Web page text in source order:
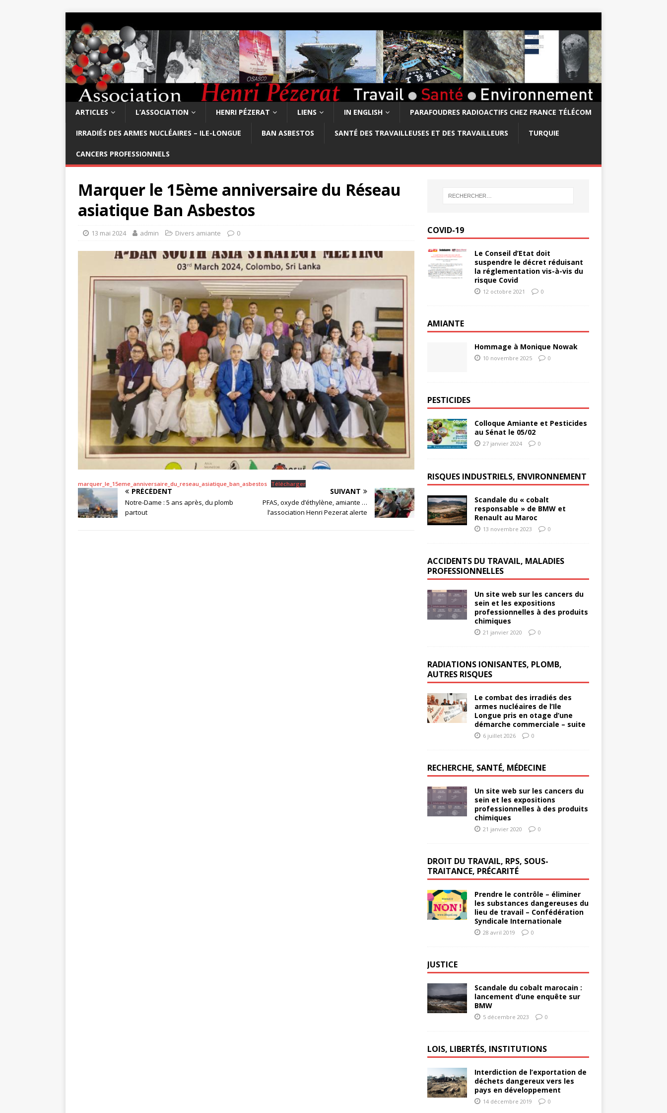
ARTICLES L’ASSOCIATION HENRI PÉZERAT LIENS IN ENGLISH PARAFOUDRES RADIOACTIFS CHEZ FRANCE TÉLÉCOM
IRRADIÉS DES ARMES NUCLÉAIRES – ILE-LONGUE BAN ASBESTOS SANTÉ DES TRAVAILLEUSES ET DES TRAVAILLEURS TURQUIE
CANCERS PROFESSIONNELS
Marquer le 15ème anniversaire du Réseau
asiatique Ban Asbestos
13 mai 2024 admin Divers amiante 0
marquer_le_15eme_anniversaire_du_reseau_asiatique_ban_asbestos Télécharger
PRÉCÉDENT
Notre-Dame : 5 ans après, du plomb
partout
SUIVANT
PFAS, oxyde d’éthylène, amiante …
l’association Henri Pezerat alerte
COVID-19
Le Conseil d’Etat doit
suspendre le décret réduisant
la réglementation vis-à-vis du
risque Covid
12 octobre 2021 0
AMIANTE
Hommage à Monique Nowak
10 novembre 2025 0
PESTICIDES
Colloque Amiante et Pesticides
au Sénat le 05/02
27 janvier 2024 0
RISQUES INDUSTRIELS, ENVIRONNEMENT
Scandale du « cobalt
responsable » de BMW et
Renault au Maroc
13 novembre 2023 0
ACCIDENTS DU TRAVAIL, MALADIES
PROFESSIONNELLES
Un site web sur les cancers du
sein et les expositions
professionnelles à des produits
chimiques
21 janvier 2020 0
RADIATIONS IONISANTES, PLOMB,
AUTRES RISQUES
Le combat des irradiés des
armes nucléaires de l’Ile
Longue pris en otage d’une
démarche commerciale – suite
6 juillet 2026 0
RECHERCHE, SANTÉ, MÉDECINE
Un site web sur les cancers du
sein et les expositions
professionnelles à des produits
chimiques
21 janvier 2020 0
DROIT DU TRAVAIL, RPS, SOUS-
TRAITANCE, PRÉCARITÉ
Prendre le contrôle – éliminer
les substances dangereuses du
lieu de travail – Confédération
Syndicale Internationale
28 avril 2019 0
JUSTICE
Scandale du cobalt marocain :
lancement d’une enquête sur
BMW
5 décembre 2023 0
LOIS, LIBERTÉS, INSTITUTIONS
Interdiction de l’exportation de
déchets dangereux vers les
pays en développement
14 décembre 2019 0